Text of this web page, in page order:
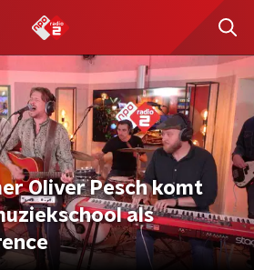
Oliver Pesch komt
als